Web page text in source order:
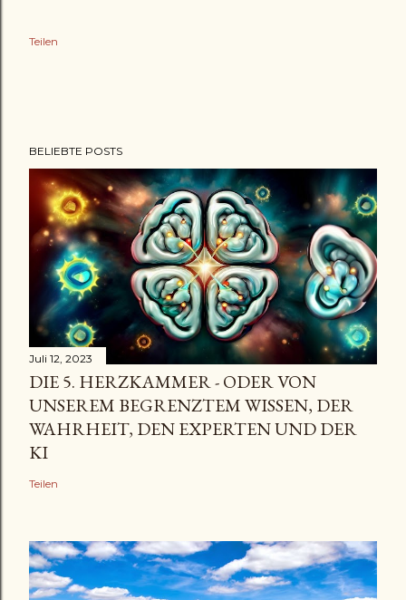
Teilen
BELIEBTE POSTS
Juli 12, 2023
DIE 5. HERZKAMMER - ODER VON
UNSEREM BEGRENZTEM WISSEN, DER
WAHRHEIT, DEN EXPERTEN UND DER
KI
Teilen